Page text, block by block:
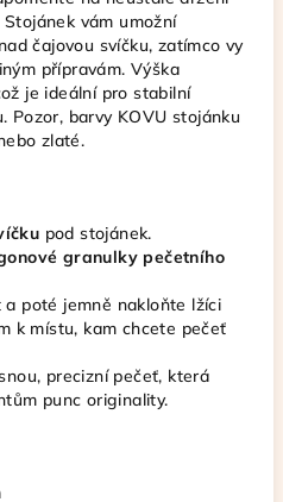
vám umožní
čajovou svíčku, zatímco vy
přípravám. Výška
je ideální pro stabilní
Pozor, barvy KOVU stojánku
zlaté.
pod stojánek.
granulky pečetního
poté jemně nakloňte lžíci
k místu, kam chcete pečeť
precizní pečeť, která
punc originality.